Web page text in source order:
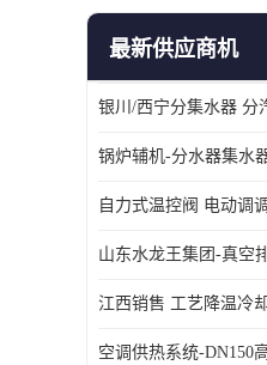
最新供应商机
银川/西宁分集水器 分
江西销售 工艺降温冷